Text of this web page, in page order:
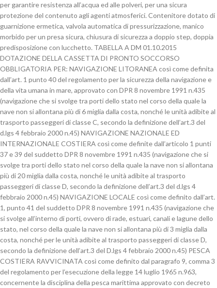
per garantire resistenza all’acqua ed alle polveri, per una sicura
protezione del contenuto agli agenti atmosferici. Contenitore dotato di
guarnizione ermetica, valvola automatica di pressurizzazione, manico
morbido per un presa sicura, chiusura di sicurezza a doppio step, doppia
predisposizione con lucchetto. TABELLA A DM 01.10.2015
DOTAZIONE DELLA CASSETTA DI PRONTO SOCCORSO
OBBLIGATORIA PER: NAVIGAZIONE LITORANEA così come definita
dall’art. 1 punto 40 del regolamento per la sicurezza della navigazione e
della vita umana in mare, approvato con DPR 8 novembre 1991 n.435
(navigazione che si svolge tra porti dello stato nel corso della quale la
nave non si allontana più di 6 miglia dalla costa, nonché le unità adibite al
trasporto passeggeri di classe C, secondo la definizione dell’art.3 del
d.lgs 4 febbraio 2000 n.45) NAVIGAZIONE NAZIONALE ED
INTERNAZIONALE COSTIERA così come definite dall’articolo 1 punti
37 e 39 del suddetto DPR 8 novembre 1991 n.435 (navigazione che si
svolge tra porti dello stato nel corso della quale la nave non si allontana
più di 20 miglia dalla costa, nonché le unità adibite al trasporto
passeggeri di classe D, secondo la definizione dell’art.3 del d.lgs 4
febbraio 2000 n.45) NAVIGAZIONE LOCALE così come definito dall’art.
1, punto 41 del suddetto DPR 8 novembre 1991 n.435 (navigazione che
si svolge all’interno di porti, ovvero di rade, estuari, canali e lagune dello
stato, nel corso della quale la nave non si allontana più di 3 miglia dalla
costa, nonché per le unità adibite al trasporto passeggeri di classe D,
secondo la definizione dell’art.3 del D.lgs 4 febbraio 2000 n.45) PESCA
COSTIERA RAVVICINATA così come definito dal paragrafo 9, comma 3
del regolamento per l’esecuzione della legge 14 luglio 1965 n.963,
concernente la disciplina della pesca marittima approvato con decreto